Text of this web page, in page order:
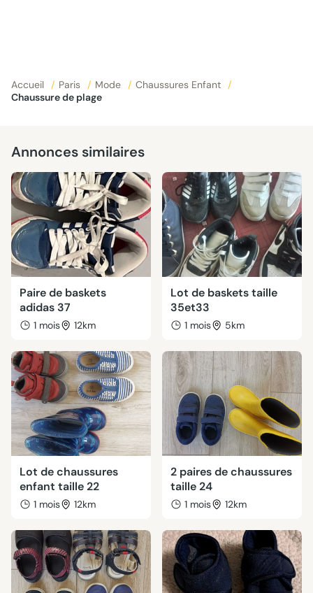
Accueil / Paris / Mode / Chaussures Enfant
/
Chaussure de plage
Annonces similaires
Paire de baskets
adidas 37
1 mois 12km
Lot de baskets taille
35et33
1 mois 5km
Lot de chaussures
enfant taille 22
1 mois 12km
2 paires de chaussures
taille 24
1 mois 12km